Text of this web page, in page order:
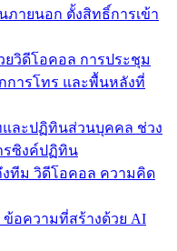
ภายนอก ตั้งสิทธิ์การเข้า
วิดีโอคอล การประชุม
การโทร และพื้นหลังที่
ละปฏิทินส่วนบุคคล ช่วง
รซิงค์ปฏิทิน
ทีม วิดีโอคอล ความคิด
ข้อความที่สร้างด้วย AI